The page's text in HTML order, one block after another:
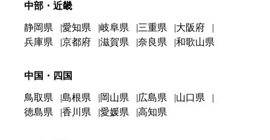
中部・近畿
静岡県 愛知県 岐阜県 三重県
大阪府
兵庫県
京都府 滋賀県 奈良県 和歌山県
中国・四国
鳥取県 島根県 岡山県 広島県
山口県
徳島県
香川県 愛媛県 高知県